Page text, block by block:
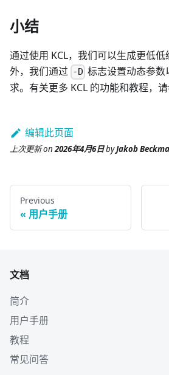
小结
通过使用 KCL，我们可以生成更低
外，我们通过 -D 标志设置动态参
求。有关更多 KCL 的功能和教程，
编辑此页面
上次更新on2026年4月6日byJakob
Previous
用户手册
文档
简介
用户手册
教程
常见问答